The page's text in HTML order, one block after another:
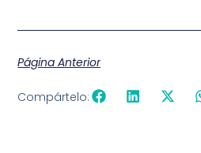
Página Anterior
Compártelo: